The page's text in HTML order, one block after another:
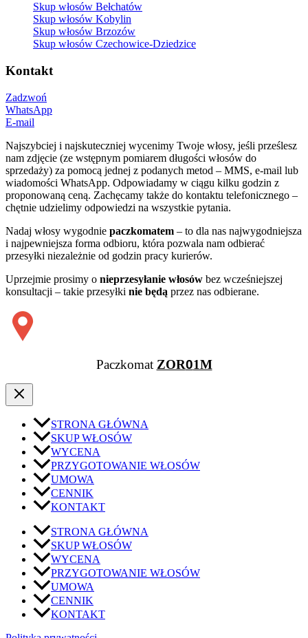
Skup włosów Bełchatów
Skup włosów Kobylin
Skup włosów Brzozów
Skup włosów Czechowice-Dziedzice
Kontakt
Zadzwoń
WhatsApp
E-mail
Najszybciej i najskuteczniej wycenimy Twoje włosy, jeśli prześlesz
nam zdjęcie (ze wstępnym pomiarem długości włosów do
sprzedaży) za pomocą jednej z podanych metod – MMS, e-mail lub
wiadomości WhatsApp. Odpowiadamy w ciągu kilku godzin z
proponowaną ceną. Zachęcamy także do kontaktu telefonicznego –
chętnie udzielimy odpowiedzi na wszystkie pytania.
Nadaj włosy wygodnie paczkomatem – to dla nas najwygodniejsza
i najpewniejsza forma odbioru, która pozwala nam odbierać
przesyłki niezależnie od godzin pracy kurierów.
Uprzejmie prosimy o nieprzesyłanie włosów bez wcześniejszej
konsultacji – takie przesyłki nie będą przez nas odbierane.
Paczkomat ZOR01M
STRONA GŁÓWNA
SKUP WŁOSÓW
WYCENA
PRZYGOTOWANIE WŁOSÓW
UMOWA
CENNIK
KONTAKT
STRONA GŁÓWNA
SKUP WŁOSÓW
WYCENA
PRZYGOTOWANIE WŁOSÓW
UMOWA
CENNIK
KONTAKT